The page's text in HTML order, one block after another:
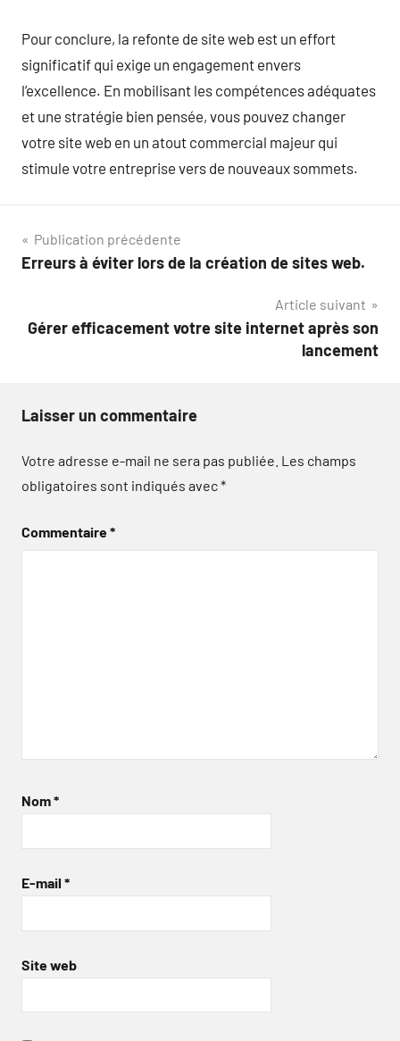
Pour conclure, la refonte de site web est un effort
significatif qui exige un engagement envers
l’excellence. En mobilisant les compétences adéquates
et une stratégie bien pensée, vous pouvez changer
votre site web en un atout commercial majeur qui
stimule votre entreprise vers de nouveaux sommets.
Navigation
de
Publication précédente
Erreurs à éviter lors de la création de sites web.
Article suivant
Gérer efficacement votre site internet après son
lancement
Laisser un commentaire
Votre adresse e-mail ne sera pas publiée. Les champs
obligatoires sont indiqués avec*
Commentaire*
Nom*
E-mail *
Site web